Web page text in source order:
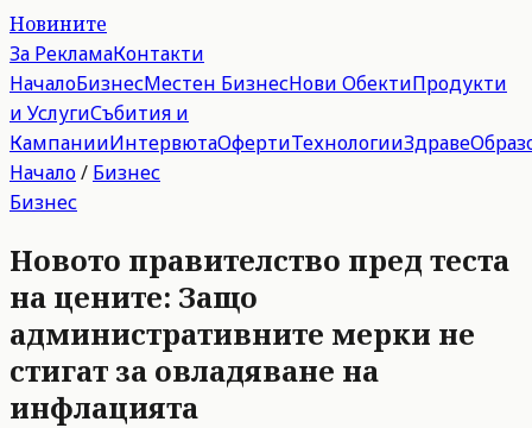
Новините
За РекламаКонтакти
НачалоБизнесМестен БизнесНови ОбектиПродукти
и УслугиСъбития и
КампанииИнтервютаОфертиТехнологииЗдраве
Начало/ Бизнес
Бизнес
Новото правителство пред теста
на цените: Защо
административните мерки не
стигат за овладяване на
инфлацията